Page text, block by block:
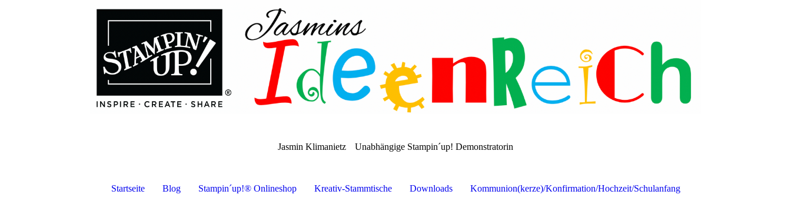
Jasmin Klimanietz Unabhängige Stampin´up! Demonstratorin
Startseite Blog Stampin´up!® Onlineshop Kreativ-Stammtische Downloads Kommunion(kerze)/Konfirmation/Hochzeit/Schulanfang